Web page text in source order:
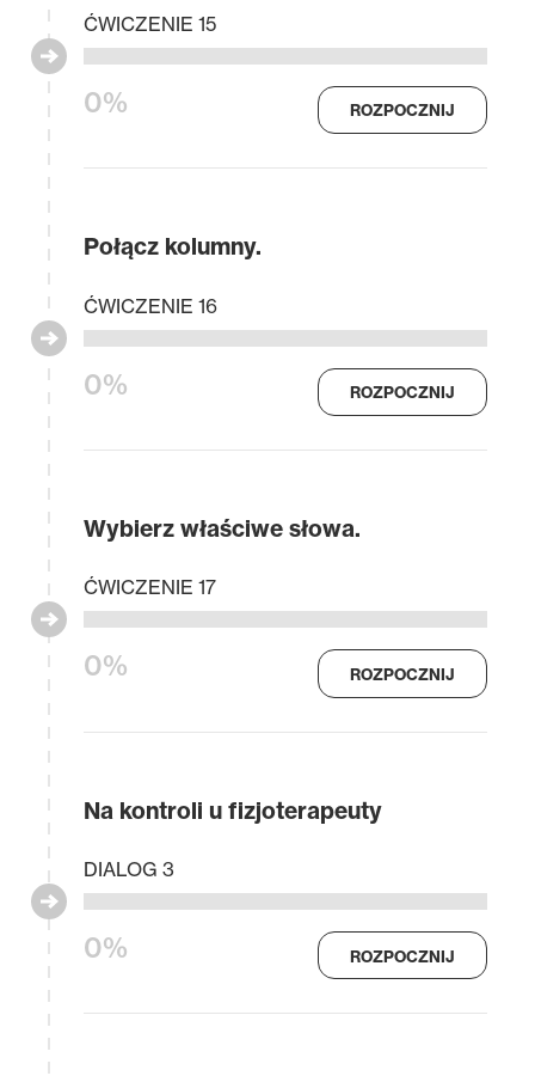
0%
ĆWICZENIE 15
ROZPOCZNIJ
Połącz kolumny.
0%
ĆWICZENIE 16
ROZPOCZNIJ
Wybierz właściwe słowa.
0%
ĆWICZENIE 17
ROZPOCZNIJ
Na kontroli u fizjoterapeuty
0%
DIALOG 3
ROZPOCZNIJ